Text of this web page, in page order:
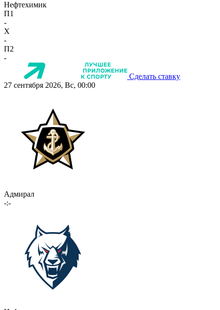
Нефтехимик
П1
-
X
-
П2
-
Сделать ставку
27 сентября 2026, Вс, 00:00
Адмирал
-:-